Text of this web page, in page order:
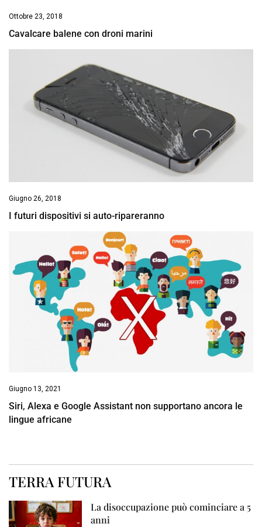
Ottobre 23, 2018
Cavalcare balene con droni marini
Giugno 26, 2018
I futuri dispositivi si auto-ripareranno
Giugno 13, 2021
Siri, Alexa e Google Assistant non supportano ancora le
lingue africane
TERRA FUTURA
La disoccupazione può cominciare a 5
anni